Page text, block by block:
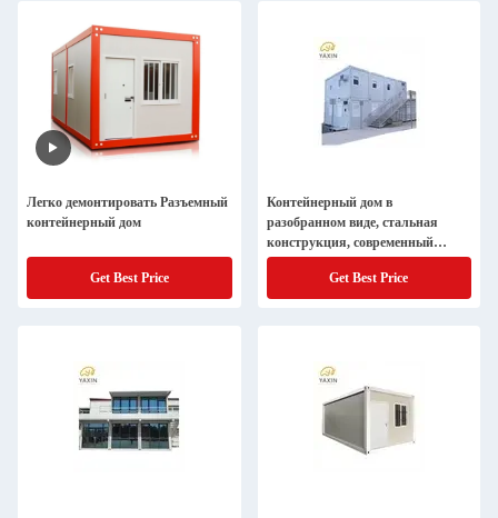
Легко демонтировать Разъемный
контейнерный дом
Get Best Price
Контейнерный дом в
разобранном виде, стальная
конструкция, современный
дизайн, быстрая установка
Get Best Price